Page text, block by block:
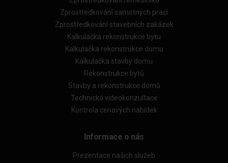
Zprostředkování samotných prací
Zprostředkování stavebních zakázek
Kalkulačka rekonstrukce bytu
Kalkulačka rekonstrukce domu
Kalkulačka stavby domu
Rekonstrukce bytů
Stavby a rekonstrukce domů
Technická videokonzultace
Kontrola cenových nabídek
Informace o nás
Prezentace našich služeb